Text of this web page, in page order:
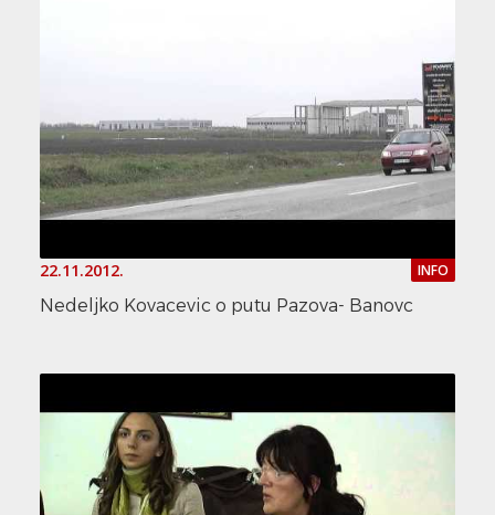
22.11.2012. INFO
Nedeljko Kovacevic o putu Pazova- Banovc